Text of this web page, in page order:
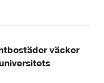
väcker